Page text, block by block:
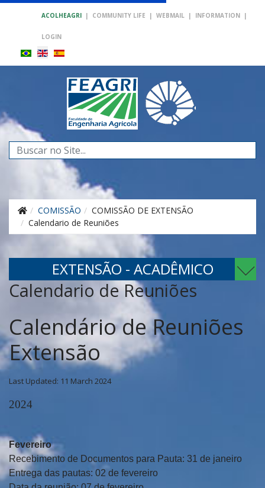
ACOLHEAGRI | COMMUNITY LIFE | WEBMAIL | INFORMATION |
LOGIN
Search
...
COMISSÃO
COMISSÃO DE EXTENSÃO
Calendario de Reuniões
EXTENSÃO - ACADÊMICO
Calendario de Reuniões
Calendário de Reuniões
Extensão
Last Updated: 11 March 2024
2024
Fevereiro
Recebimento de Documentos para Pauta: 31 de janeiro
Entrega das pautas: 02 de fevereiro